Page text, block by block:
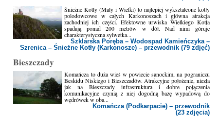
Śnieżne Kotły (Mały i Wielki) to najlepiej wykształcone kotły
polodowcowe w całych Karkonoszach i główna atrakcja
zachodniej ich części. Efektowne urwiska Wielkiego Kotła
spadają ponad 200 metrów w dół. Nad nimi góruje
charakterystyczna sylwetka...
Szklarska Poręba – Wodospad Kamieńczyka –
Szrenica – Śnieżne Kotły (Karkonosze) – przewodnik (79 zdjęć)
Bieszczady
Komańcza to duża wieś w powiecie sanockim, na pograniczu
Beskidu Niskiego i Bieszczadów. Atrakcyjne położenie, niezła
jak na Bieszczady infrastruktura i dobre połączenia
komunikacyjne czynią z niej dogodną bazę wypadową do
wędrówek w oba...
Komańcza (Podkarpacie) – przewodnik
(23 zdjęcia)